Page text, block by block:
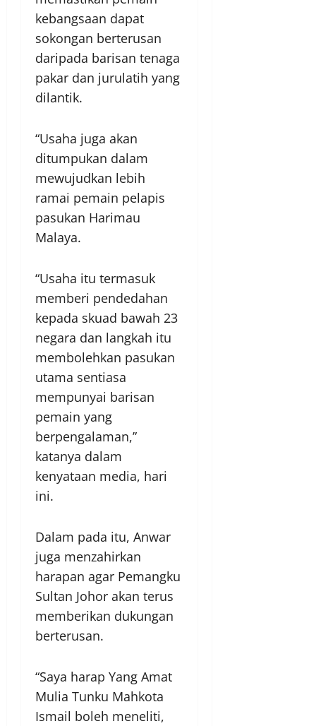
kebangsaan dapat
sokongan berterusan
daripada barisan tenaga
pakar dan jurulatih yang
dilantik.
“Usaha juga akan
ditumpukan dalam
mewujudkan lebih
ramai pemain pelapis
pasukan Harimau
Malaya.
“Usaha itu termasuk
memberi pendedahan
kepada skuad bawah 23
negara dan langkah itu
membolehkan pasukan
utama sentiasa
mempunyai barisan
pemain yang
berpengalaman,”
katanya dalam
kenyataan media, hari
ini.
Dalam pada itu, Anwar
juga menzahirkan
harapan agar Pemangku
Sultan Johor akan terus
memberikan dukungan
berterusan.
“Saya harap Yang Amat
Mulia Tunku Mahkota
Ismail boleh meneliti,